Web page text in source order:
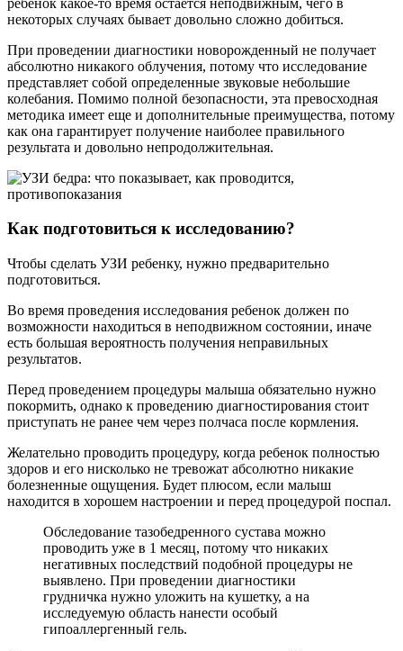
некоторых случаях бывает довольно сложно добиться.
При проведении диагностики новорожденный не получает
абсолютно никакого облучения, потому что исследование
представляет собой определенные звуковые небольшие
колебания. Помимо полной безопасности, эта превосходная
методика имеет еще и дополнительные преимущества, потому
как она гарантирует получение наиболее правильного
результата и довольно непродолжительная.
Как подготовиться к исследованию?
Чтобы сделать УЗИ ребенку, нужно предварительно
подготовиться.
Во время проведения исследования ребенок должен по
возможности находиться в неподвижном состоянии, иначе
есть большая вероятность получения неправильных
результатов.
Перед проведением процедуры малыша обязательно нужно
покормить, однако к проведению диагностирования стоит
приступать не ранее чем через полчаса после кормления.
Желательно проводить процедуру, когда ребенок полностью
здоров и его нисколько не тревожат абсолютно никакие
болезненные ощущения. Будет плюсом, если малыш
находится в хорошем настроении и перед процедурой поспал.
Обследование тазобедренного сустава можно
проводить уже в 1 месяц, потому что никаких
негативных последствий подобной процедуры не
выявлено. При проведении диагностики
грудничка нужно уложить на кушетку, а на
исследуемую область нанести особый
гипоаллергенный гель.